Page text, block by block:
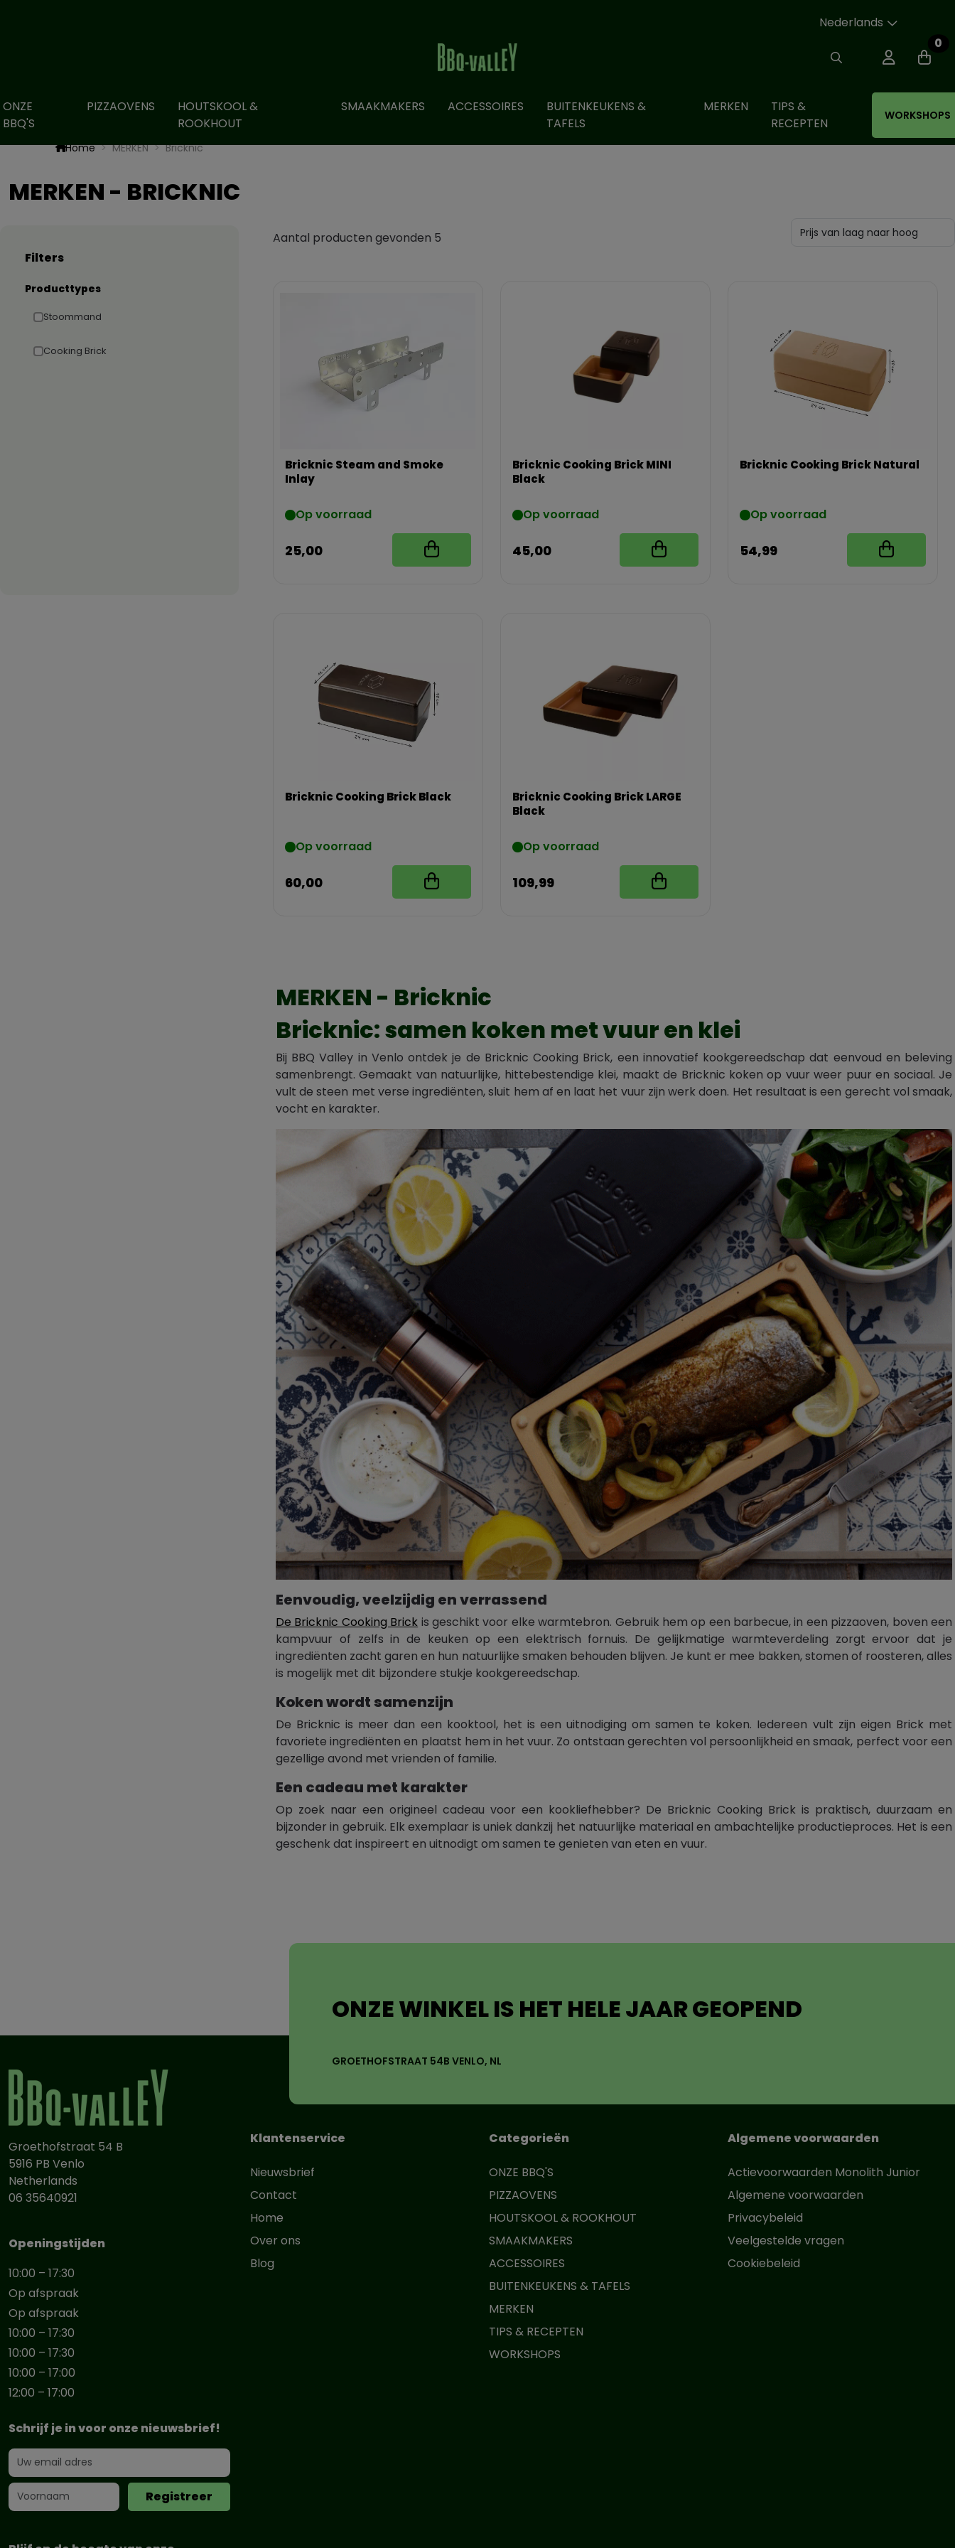
Nederlands
0
ONZE
BBQ'S
PIZZAOVENS
HOUTSKOOL &
ROOKHOUT
SMAAKMAKERS ACCESSOIRES
BUITENKEUKENS &
TAFELS
MERKEN
TIPS &
RECEPTEN
WORKSHOPS
Home MERKEN Bricknic
MERKEN - BRICKNIC
Filters
Producttypes
Stoommand
Cooking Brick
Aantal producten gevonden 5
Bricknic Steam and Smoke
Inlay
Op voorraad
25,00
Bricknic Cooking Brick MINI
Black
Op voorraad
45,00
Bricknic Cooking Brick Natural
Op voorraad
54,99
Bricknic Cooking Brick Black
Op voorraad
60,00
Bricknic Cooking Brick LARGE
Black
Op voorraad
109,99
MERKEN - Bricknic
Bricknic: samen koken met vuur en klei
Bij BBQ Valley in Venlo ontdek je de Bricknic Cooking Brick, een innovatief kookgereedschap dat eenvoud en beleving
samenbrengt. Gemaakt van natuurlijke, hittebestendige klei, maakt de Bricknic koken op vuur weer puur en sociaal. Je
vult de steen met verse ingrediënten, sluit hem af en laat het vuur zijn werk doen. Het resultaat is een gerecht vol smaak,
vocht en karakter.
Eenvoudig, veelzijdig en verrassend
De Bricknic Cooking Brick is geschikt voor elke warmtebron. Gebruik hem op een barbecue, in een pizzaoven, boven een
kampvuur of zelfs in de keuken op een elektrisch fornuis. De gelijkmatige warmteverdeling zorgt ervoor dat je
ingrediënten zacht garen en hun natuurlijke smaken behouden blijven. Je kunt er mee bakken, stomen of roosteren, alles
is mogelijk met dit bijzondere stukje kookgereedschap.
Koken wordt samenzijn
De Bricknic is meer dan een kooktool, het is een uitnodiging om samen te koken. Iedereen vult zijn eigen Brick met
favoriete ingrediënten en plaatst hem in het vuur. Zo ontstaan gerechten vol persoonlijkheid en smaak, perfect voor een
gezellige avond met vrienden of familie.
Een cadeau met karakter
Op zoek naar een origineel cadeau voor een kookliefhebber? De Bricknic Cooking Brick is praktisch, duurzaam en
bijzonder in gebruik. Elk exemplaar is uniek dankzij het natuurlijke materiaal en ambachtelijke productieproces. Het is een
geschenk dat inspireert en uitnodigt om samen te genieten van eten en vuur.
ONZE WINKEL IS HET HELE JAAR GEOPEND
GROETHOFSTRAAT 54B VENLO, NL
Groethofstraat 54 B
5916 PB Venlo
Netherlands
06 35640921
Openingstijden
10:00 – 17:30
Op afspraak
Op afspraak
10:00 – 17:30
10:00 – 17:30
10:00 – 17:00
12:00 – 17:00
Schrijf je in voor onze nieuwsbrief!
Klantenservice
Nieuwsbrief
Contact
Home
Over ons
Blog
Categorieën
ONZE BBQ'S
PIZZAOVENS
HOUTSKOOL & ROOKHOUT
SMAAKMAKERS
ACCESSOIRES
BUITENKEUKENS & TAFELS
MERKEN
TIPS & RECEPTEN
WORKSHOPS
Algemene voorwaarden
Actievoorwaarden Monolith Junior
Algemene voorwaarden
Privacybeleid
Veelgestelde vragen
Cookiebeleid